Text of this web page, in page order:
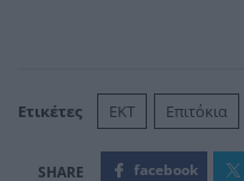
Ετικέτες ΕΚΤ Επιτόκια
facebook